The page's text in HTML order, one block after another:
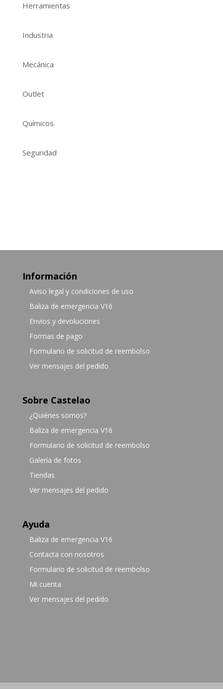
Herramientas
Industria
Mecánica
Outlet
Químicos
Seguridad
Información
Aviso legal y condiciones de uso
Baliza de emergencia V16
Envíos y devoluciones
Formas de pago
Formulario de solicitud de reembolso
Ver mensajes del pedido
Sobre Castelao
¿Quiénes somos?
Baliza de emergencia V16
Formulario de solicitud de reembolso
Galería de fotos
Tiendas
Ver mensajes del pedido
Ayuda
Baliza de emergencia V16
Contacta con nosotros
Formulario de solicitud de reembolso
Mi cuenta
Ver mensajes del pedido